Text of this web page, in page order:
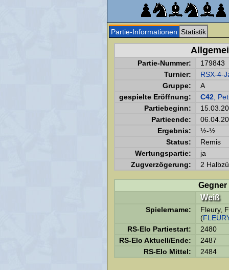
Partie-Informationen Statistik
Partie-Nummer:
179843
Turnier:
RSX-4-
Gruppe:
A
gespielte Eröffnung:
C42 ,
Partiebeginn:
Partieende:
Ergebnis:
½-½
Status:
Remis
Wertungspartie:
ja
Zugverzögerung:
2
Gegner
Weiß
Spielername:
Fleury,
(
RS-Elo Partiestart:
2480
RS-Elo Aktuell/Ende:
2487
RS-Elo Mittel:
2484